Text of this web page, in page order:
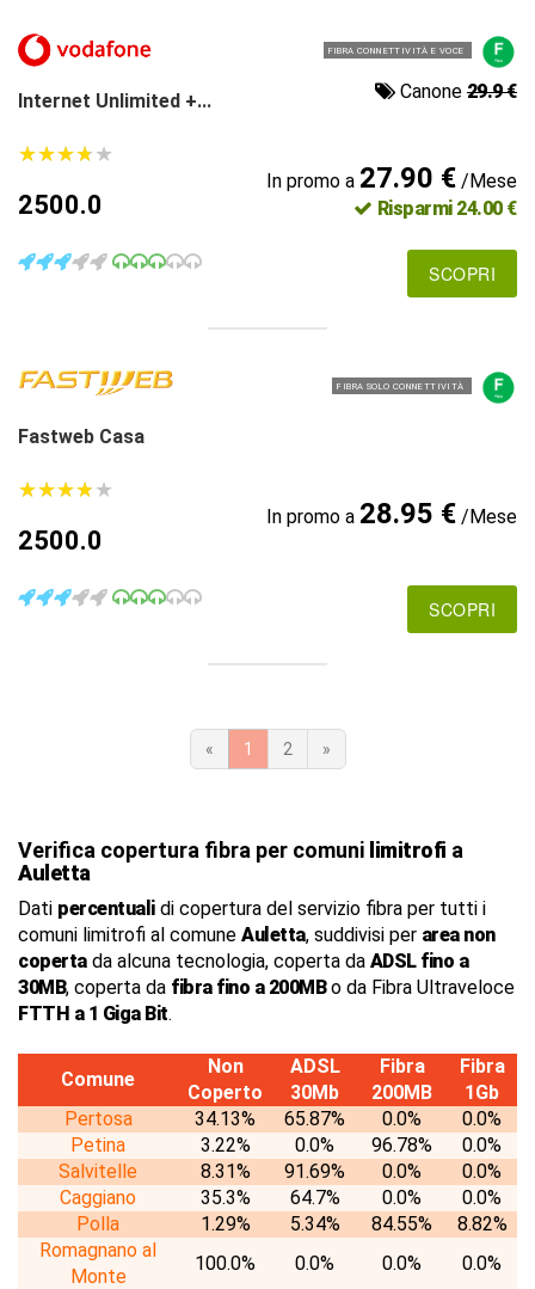
FIBRA CONNETTIVITÀ E VOCE
Internet Unlimited +... Canone 29.9 €
★★★★★
★★★★★
2500.0
In promo a 27.90 €/Mese
Risparmi 24.00 €
SCOPRI
FIBRA SOLO CONNETTIVITÀ
Fastweb Casa
★★★★★
★★★★★
2500.0
In promo a 28.95 €/Mese
SCOPRI
« 1 2 »
Verifica copertura fibra per comuni limitrofi a
Auletta
Dati percentualidi copertura del servizio fibra per tutti i
comuni limitrofi al comune Auletta, suddivisi per area non
copertada alcuna tecnologia, coperta da ADSL fino a
30MB, coperta da fibra fino a 200MBo da Fibra Ultraveloce
FTTH a 1 Giga Bit.
Comune
Non
Coperto
ADSL
30Mb
Fibra
200MB
Fibra
1Gb
Pertosa
34.13% 65.87% 0.0%
0.0%
Petina
3.22% 0.0% 96.78%
0.0%
Salvitelle
8.31% 91.69% 0.0%
0.0%
Caggiano
35.3% 64.7% 0.0%
0.0%
Polla
1.29% 5.34% 84.55%
8.82%
Romagnano al
Monte
100.0% 0.0% 0.0%
0.0%